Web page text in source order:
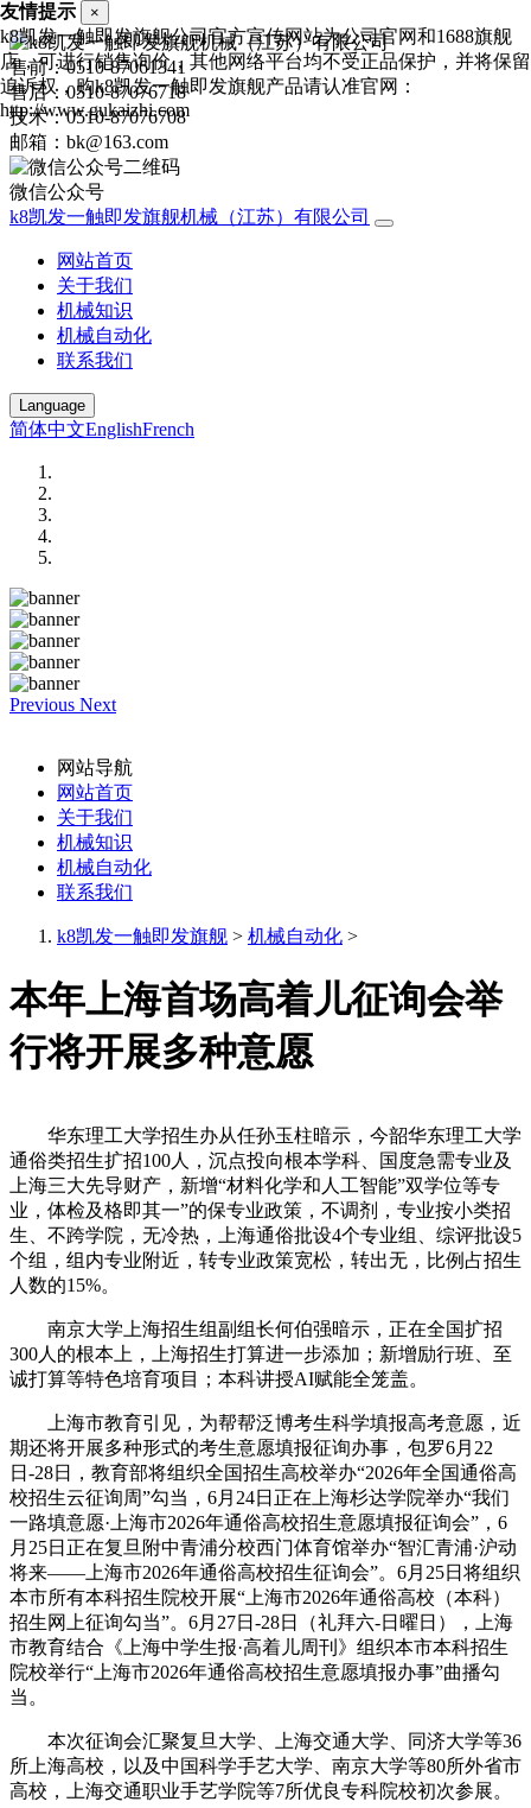
售前：0510-87061341
售后：0510-87076718
技术：0510-87076708
邮箱：bk@163.com
微信公众号
k8凯发一触即发旗舰机械（江苏）有限公司
网站首页
关于我们
机械知识
机械自动化
联系我们
Language
简体中文EnglishFrench
Previous Next
网站导航
网站首页
关于我们
机械知识
机械自动化
联系我们
k8凯发一触即发旗舰 > 机械自动化 >
本年上海首场高着儿征询会举
行将开展多种意愿
华东理工大学招生办从任孙玉柱暗示，今韶华东理工大学
通俗类招生扩招100人，沉点投向根本学科、国度急需专业及
上海三大先导财产，新增“材料化学和人工智能”双学位等专
业，体检及格即其一”的保专业政策，不调剂，专业按小类招
生、不跨学院，无冷热，上海通俗批设4个专业组、综评批设5
个组，组内专业附近，转专业政策宽松，转出无，比例占招生
人数的15%。
南京大学上海招生组副组长何伯强暗示，正在全国扩招
300人的根本上，上海招生打算进一步添加；新增励行班、至
诚打算等特色培育项目；本科讲授AI赋能全笼盖。
上海市教育引见，为帮帮泛博考生科学填报高考意愿，近
期还将开展多种形式的考生意愿填报征询办事，包罗6月22
日-28日，教育部将组织全国招生高校举办“2026年全国通俗高
校招生云征询周”勾当，6月24日正在上海杉达学院举办“我们
一路填意愿·上海市2026年通俗高校招生意愿填报征询会”，6
月25日正在复旦附中青浦分校西门体育馆举办“智汇青浦·沪动
将来——上海市2026年通俗高校招生征询会”。6月25日将组织
本市所有本科招生院校开展“上海市2026年通俗高校（本科）
招生网上征询勾当”。6月27日-28日（礼拜六-日曜日），上海
市教育结合《上海中学生报·高着儿周刊》组织本市本科招生
院校举行“上海市2026年通俗高校招生意愿填报办事”曲播勾
当。
本次征询会汇聚复旦大学、上海交通大学、同济大学等36
所上海高校，以及中国科学手艺大学、南京大学等80所外省市
高校，上海交通职业手艺学院等7所优良专科院校初次参展。
友情提示 ×
k8凯发一触即发旗舰公司官方宣传网站为公司官网和1688旗舰
店，可进行销售询价，其他网络平台均不受正品保护，并将保留
追诉权，购k8凯发一触即发旗舰产品请认准官网：
http://www.gukaizhi.com